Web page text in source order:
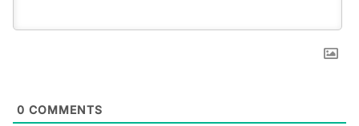
0 COMMENTS